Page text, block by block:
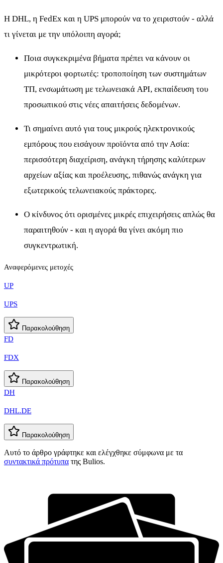
Η DHL, η FedEx και η UPS μπορούν να το χειριστούν - αλλά
τι γίνεται με την υπόλοιπη αγορά;
Ποια συγκεκριμένα βήματα πρέπει να κάνουν οι
μικρότεροι φορτωτές: τροποποίηση των συστημάτων
ΤΠ, ενσωμάτωση με τελωνειακά API, εκπαίδευση του
προσωπικού στις νέες απαιτήσεις δεδομένων.
Τι σημαίνει αυτό για τους μικρούς ηλεκτρονικούς
εμπόρους που εισάγουν προϊόντα από την Ασία:
περισσότερη διαχείριση, ανάγκη τήρησης καλύτερων
αρχείων αξίας και προέλευσης, πιθανώς ανάγκη για
εξωτερικούς τελωνειακούς πράκτορες.
Ο κίνδυνος ότι ορισμένες μικρές επιχειρήσεις απλώς θα
παραιτηθούν - και η αγορά θα γίνει ακόμη πιο
συγκεντρωτική.
Αναφερόμενες μετοχές
UP
UPS
Παρακολούθηση
FD
FDX
Παρακολούθηση
DH
DHL.DE
Παρακολούθηση
Αυτό το άρθρο γράφτηκε και ελέγχθηκε σύμφωνα με τα
συντακτικά πρότυπα της Bulios.